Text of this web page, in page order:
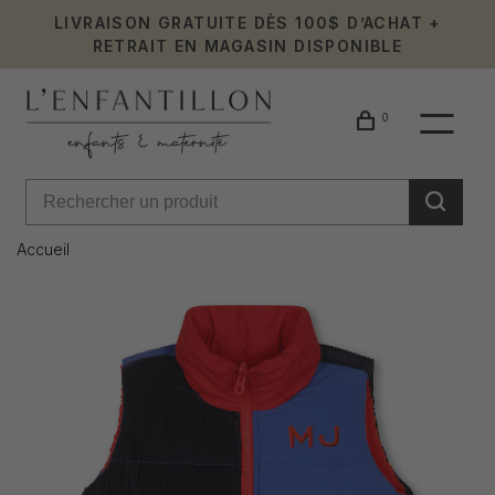
LIVRAISON GRATUITE DÈS 100$ D’ACHAT +
RETRAIT EN MAGASIN DISPONIBLE
0
Accueil